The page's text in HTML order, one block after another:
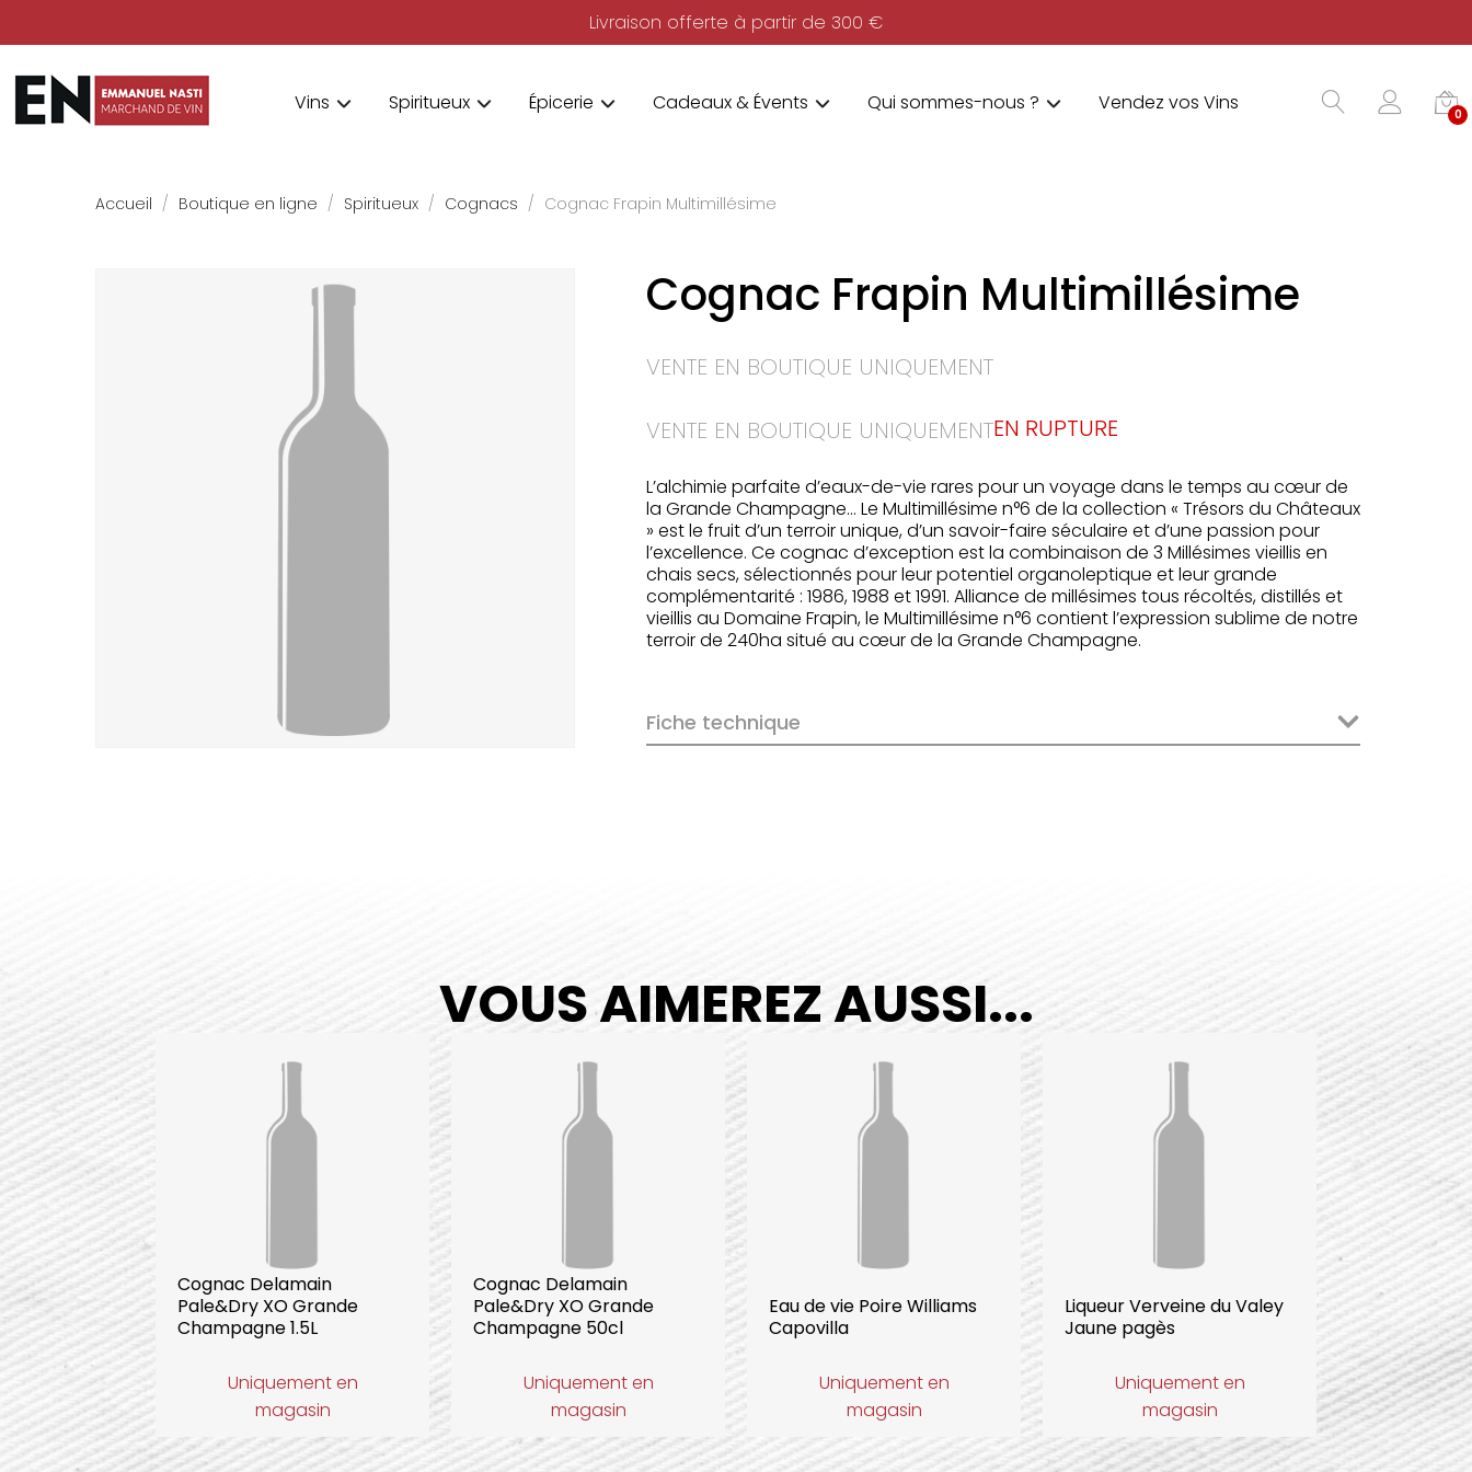
Livraison offerte à partir de 300 €
Vins Spiritueux Épicerie Cadeaux & Évents Qui sommes-nous ? Vendez vos Vins 0
Accueil Boutique en ligne Spiritueux Cognacs Cognac Frapin Multimillésime
Cognac Frapin Multimillésime
VENTE EN BOUTIQUE UNIQUEMENT
VENTE EN BOUTIQUE UNIQUEMENTEN RUPTURE
L’alchimie parfaite d’eaux-de-vie rares pour un voyage dans le temps au cœur de
la Grande Champagne… Le Multimillésime n°6 de la collection « Trésors du Châteaux
» est le fruit d’un terroir unique, d’un savoir-faire séculaire et d’une passion pour
l’excellence. Ce cognac d’exception est la combinaison de 3 Millésimes vieillis en
chais secs, sélectionnés pour leur potentiel organoleptique et leur grande
complémentarité : 1986, 1988 et 1991. Alliance de millésimes tous récoltés, distillés et
vieillis au Domaine Frapin, le Multimillésime n°6 contient l’expression sublime de notre
terroir de 240ha situé au cœur de la Grande Champagne.
Fiche technique
VOUS AIMEREZ AUSSI...
Cognac Delamain
Pale&Dry XO Grande
Champagne 1.5L
Uniquement en
magasin
Cognac Delamain
Pale&Dry XO Grande
Champagne 50cl
Uniquement en
magasin
Eau de vie Poire Williams
Capovilla
Uniquement en
magasin
Liqueur Verveine du Valey
Jaune pagès
Uniquement en
magasin